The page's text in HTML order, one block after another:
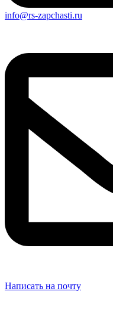
info@rs-zapchasti.ru
Написать на почту